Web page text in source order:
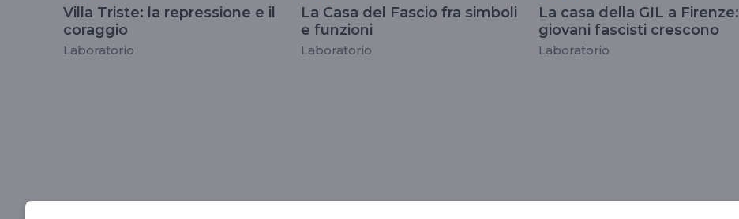
Villa Triste: la repressione e il
coraggio
Laboratorio
La Casa del Fascio fra simboli
e funzioni
Laboratorio
La casa della GIL a Firenze:
giovani fascisti crescono
Laboratorio